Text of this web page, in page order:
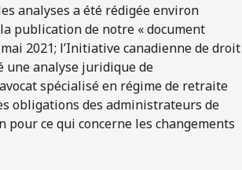
analyses a été rédigée environ
publication de notre « document
2021; l’Initiative canadienne de droit
une analyse juridique de
spécialisé en régime de retraite
obligations des administrateurs de
pour ce qui concerne les changements